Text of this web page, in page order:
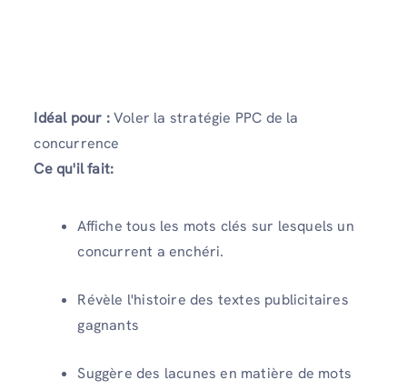
Idéal pour :Voler la stratégie PPC de la
concurrence
Ce qu'il fait:
Affiche tous les mots clés sur lesquels un
concurrent a enchéri.
Révèle l'histoire des textes publicitaires
gagnants
Suggère des lacunes en matière de mots